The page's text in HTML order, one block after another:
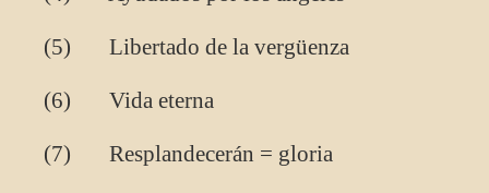
(5) Libertado de la vergüenza
(6) Vida eterna
(7) Resplandecerán = gloria